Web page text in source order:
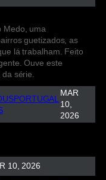
Medo, uma
guetizados, as
lá trabalham. Feito
Ouve este
série.
MAR
10,
2026
10, 2026